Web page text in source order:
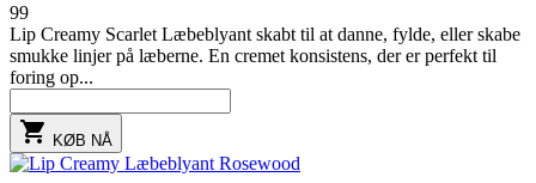
99
Lip Creamy Scarlet Læbeblyant skabt til at danne, fylde, eller skabe
smukke linjer på læberne. En cremet konsistens, der er perfekt til
foring op...
 KØB NÅ